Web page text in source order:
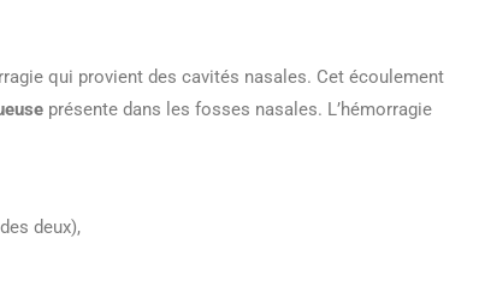
qui provient des cavités nasales. Cet écoulement
présente dans les fosses nasales. L’hémorragie
deux),